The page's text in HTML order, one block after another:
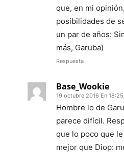
que, en mi
posibilidades de
un par de años:
más, Garuba)
Respuesta
Base_Wookie
19 octubre 2016 En 18:25
Hombre lo de
parece difícil.
que lo poco que
mejor que Diop: